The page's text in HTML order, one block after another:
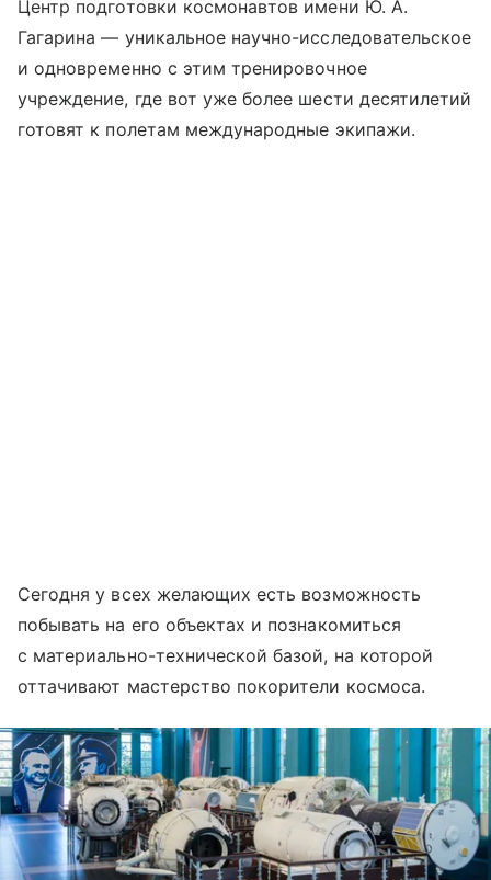
Центр подготовки космонавтов имени Ю. А.
Гагарина — уникальное научно-исследовательское
и одновременно с этим тренировочное
учреждение, где вот уже более шести десятилетий
готовят к полетам международные экипажи.
Сегодня у всех желающих есть возможность
побывать на его объектах и познакомиться
с материально-технической базой, на которой
оттачивают мастерство покорители космоса.